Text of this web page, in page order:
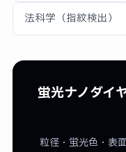
法科学（指紋検出）
蛍光ナノダイ
粒径・蛍光色・表